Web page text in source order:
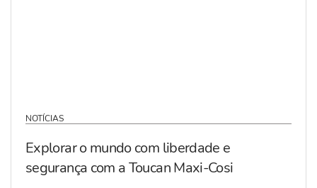
NOTÍCIAS
Explorar o mundo com liberdade e
segurança com a Toucan Maxi-Cosi